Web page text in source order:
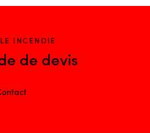
INCENDIE
de devis